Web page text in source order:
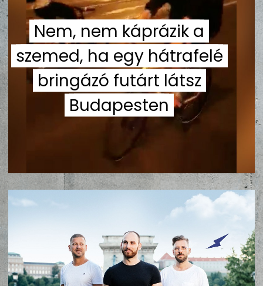
KULT
UTCA
ZENE
MÉDIAAJÁNLAT
IMPRESSZUM
PR-ARCHÍVUM
ADATKEZELÉSI TÁJÉKOZTATÓ
Nem, nem káprázik a
szemed, ha egy hátrafelé
bringázó futárt látsz
Budapesten